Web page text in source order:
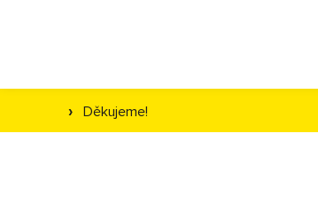
› Děkujeme!